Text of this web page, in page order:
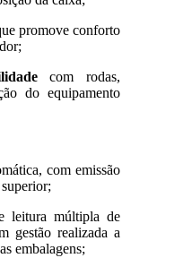
promove conforto
com rodas,
do equipamento
com emissão
leitura múltipla de
gestão realizada a
embalagens;